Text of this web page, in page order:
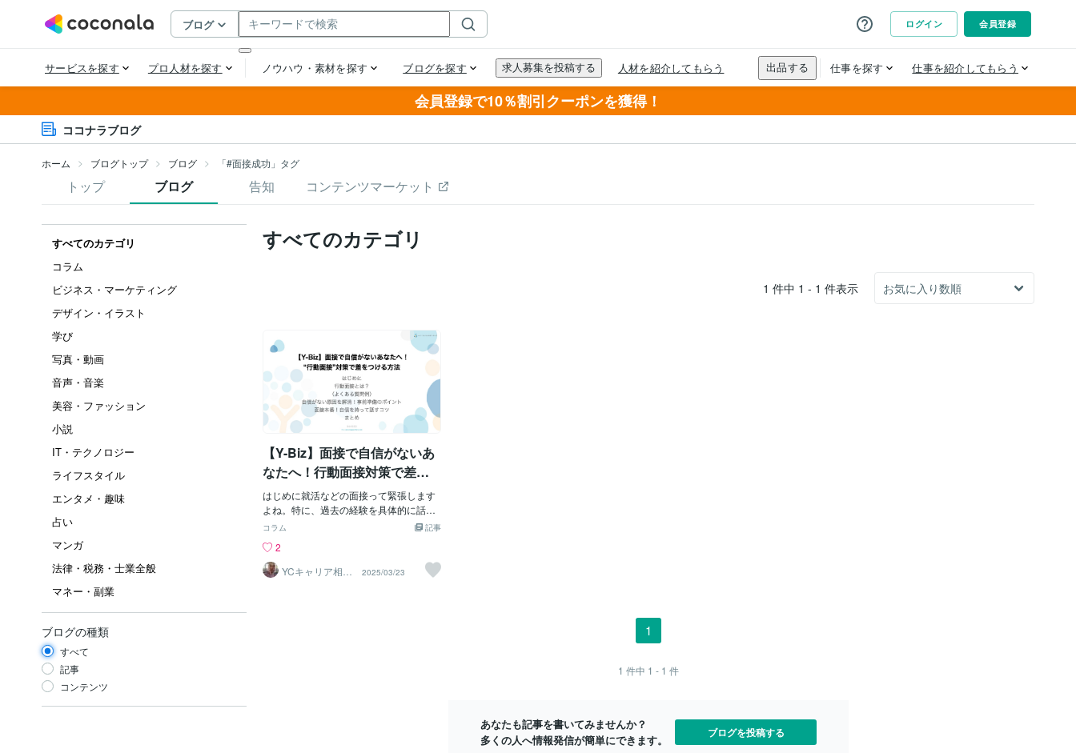
会員登録で10％割引クーポンを獲得！
ココナラブログ
ホーム ブログトップ ブログ 「#面接成功」タグ
トップ ブログ 告知 コンテンツマーケット
すべてのカテゴリ
コラム
ビジネス・マーケティング
デザイン・イラスト
学び
写真・動画
音声・音楽
美容・ファッション
小説
IT・テクノロジー
ライフスタイル
エンタメ・趣味
占い
マンガ
法律・税務・士業全般
マネー・副業
ブログの種類
すべて
記事
コンテンツ
すべてのカテゴリ
1 件中 1 - 1 件表示
【Y-Biz】面接で自信がないあ
なたへ！行動面接対策で差を
つける方法
はじめに就活などの面接って緊張します
よね。特に、過去の経験を具体的に話す
「行動面接」は、何を話せばいいのか、
う方も多いのではないでしょうか。で
も、大丈夫！この記事では、行動面接の
基本から、自信を持って乗り切るための
記事
コラム
2
YCキャリア相談
2025/03/23
1
1 件中 1 - 1 件
あなたも記事を書いてみませんか？
多くの人へ情報発信が簡単にできます。
ブログを投稿する